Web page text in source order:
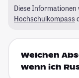
Diese
Hochschulkompass
Welchen
wenn ich